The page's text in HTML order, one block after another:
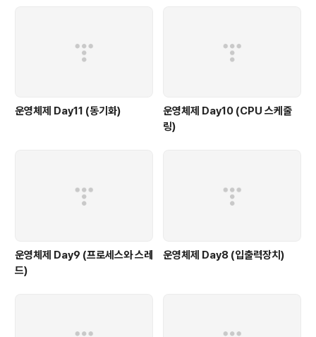
운영체제 Day11 (동기화)
운영체제 Day10 (CPU 스케줄
링)
운영체제 Day9 (프로세스와 스레
드)
운영체제 Day8 (입출력장치)